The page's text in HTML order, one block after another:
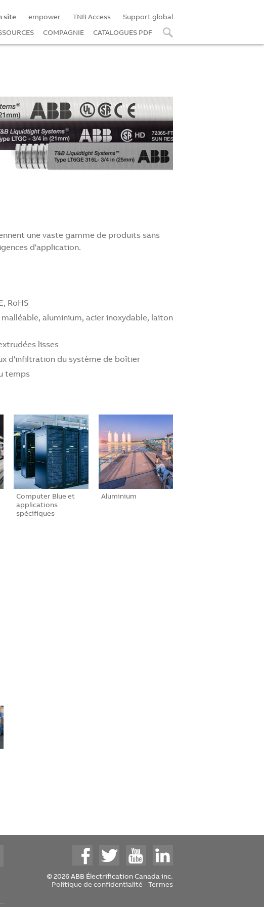
site empower TNB Access
Support global
COMPAGNIE CATALOGUES PDF
une vaste gamme de produits sans
d'application.
RoHS
aluminium, acier inoxydable, laiton
lisses
d'infiltration du système de boîtier
temps
Computer Blue et
applications
spécifiques
Aluminium
© 2026 ABB Électrification Canada inc.
Politique de confidentialité -Termes